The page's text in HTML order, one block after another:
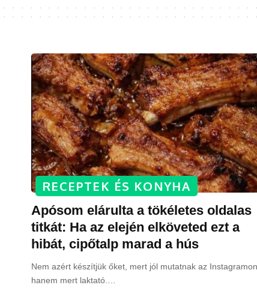
RECEPTEK ÉS KONYHA
Apósom elárulta a tökéletes oldalas
titkát: Ha az elején elköveted ezt a
hibát, cipőtalp marad a hús
Nem azért készítjük őket, mert jól mutatnak az Instagramon,
hanem mert laktató.